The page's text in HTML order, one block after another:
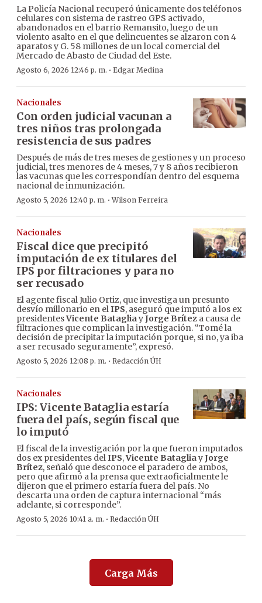
La Policía Nacional recuperó únicamente dos teléfonos
celulares con sistema de rastreo GPS activado,
abandonados en el barrio Remansito, luego de un
violento asalto en el que delincuentes se alzaron con 4
aparatos y G. 58 millones de un local comercial del
Mercado de Abasto de Ciudad del Este.
Agosto 6, 2026 12:46 p. m. · Edgar Medina
Nacionales
Con orden judicial vacunan a
tres niños tras prolongada
resistencia de sus padres
Después de más de tres meses de gestiones y un proceso
judicial, tres menores de 4 meses, 7 y 8 años recibieron
las vacunas que les correspondían dentro del esquema
nacional de inmunización.
Agosto 5, 2026 12:40 p. m. ·Wilson Ferreira
Nacionales
Fiscal dice que precipitó
imputación de ex titulares del
IPS por filtraciones y para no
ser recusado
El agente fiscal Julio Ortiz, que investiga un presunto
desvío millonario en elIPS, aseguró que imputó a los ex
presidentesVicente BatagliayJorge Brítez a causa de
filtraciones que complican la investigación. “Tomé la
decisión de precipitar la imputación porque, si no, ya iba
a ser recusado seguramente”, expresó.
Agosto 5, 2026 12:08 p. m. · Redacción ÚH
Nacionales
IPS: Vicente Bataglia estaría
fuera del país, según fiscal que
lo imputó
El fiscal de la investigación por la que fueron imputados
dos ex presidentes delIPS,Vicente BatagliayJorge
Brítez, señaló que desconoce el paradero de ambos,
pero que afirmó a la prensa que extraoficialmente le
dijeron que el primero estaría fuera del país. No
descarta una orden de captura internacional “más
adelante, si corresponde”.
Agosto 5, 2026 10:41 a. m. · Redacción ÚH
Carga Más